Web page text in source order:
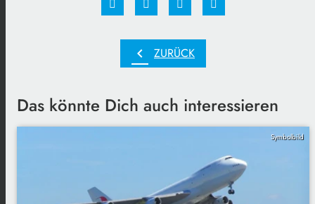
chevron_left ZURÜCK
Das könnte Dich auch interessieren
Symbolbild